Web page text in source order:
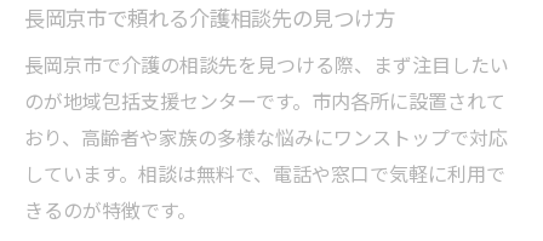
長岡京市で頼れる介護相談先の見つけ方
長岡京市で介護の相談先を見つける際、まず注目したい
のが地域包括支援センターです。市内各所に設置されて
おり、高齢者や家族の多様な悩みにワンストップで対応
しています。相談は無料で、電話や窓口で気軽に利用で
きるのが特徴です。